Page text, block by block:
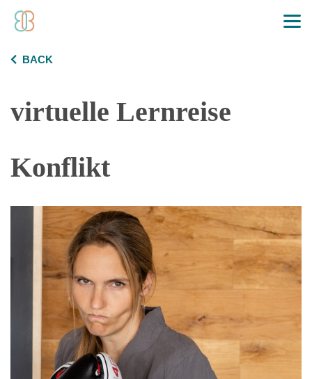
BACK
virtuelle Lernreise
Konflikt